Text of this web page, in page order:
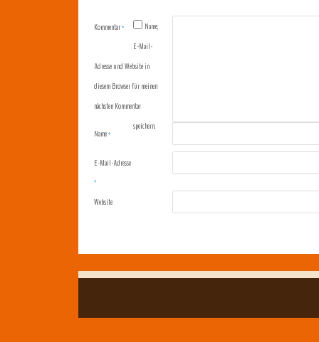
Kommentar*
Name*
E-Mail-Adresse
*
Website
Name,
E-Mail-
Adresse und Website in
diesem Browser für meinen
nächsten Kommentar
speichern.